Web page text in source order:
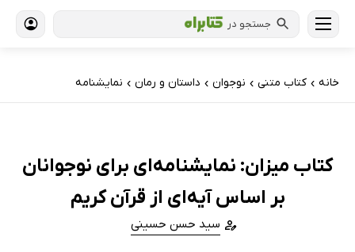
جستجو در
خانه › کتاب‌ متنی › نوجوان › داستان و رمان › نمایشنامه
کتاب میزان: نمایشنامه‌ای برای نوجوانان
بر اساس آیه‌ای از قرآن کریم
سید حسن حسینی